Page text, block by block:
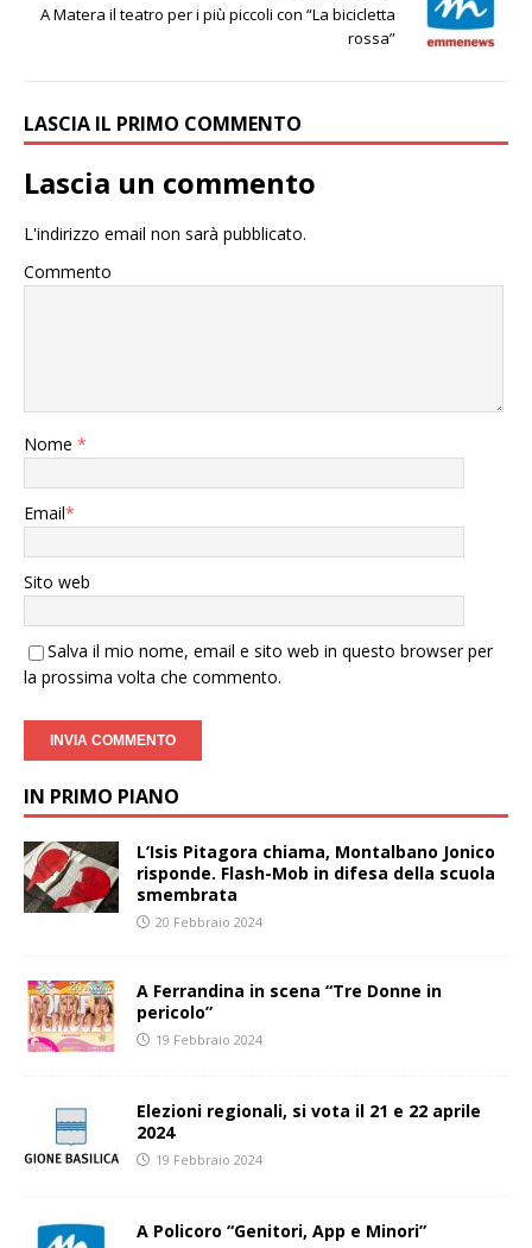
A Matera il teatro per i più piccoli con “La bicicletta
rossa”
LASCIA IL PRIMO COMMENTO
Lascia un commento
L'indirizzo email non sarà pubblicato.
Commento
Nome *
Email*
Sito web
Salva il mio nome, email e sito web in questo browser per
la prossima volta che commento.
IN PRIMO PIANO
L’Isis Pitagora chiama, Montalbano Jonico
risponde. Flash-Mob in difesa della scuola
smembrata
20 Febbraio 2024
A Ferrandina in scena “Tre Donne in
pericolo”
19 Febbraio 2024
Elezioni regionali, si vota il 21 e 22 aprile
2024
19 Febbraio 2024
A Policoro “Genitori, App e Minori”